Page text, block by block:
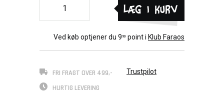
Læg i kurv
Ved køb optjener du 990 point i Klub Faraos
FRI FRAGT OVER 499,-
HURTIG LEVERING
Trustpilot